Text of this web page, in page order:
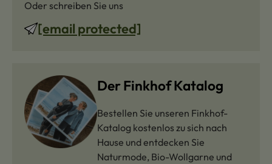
Oder schreiben Sie uns
[email protected]
Der Finkhof Katalog
Bestellen Sie unseren Finkhof-
Katalog kostenlos zu sich nach
Hause und entdecken Sie
Naturmode, Bio-Wollgarne und